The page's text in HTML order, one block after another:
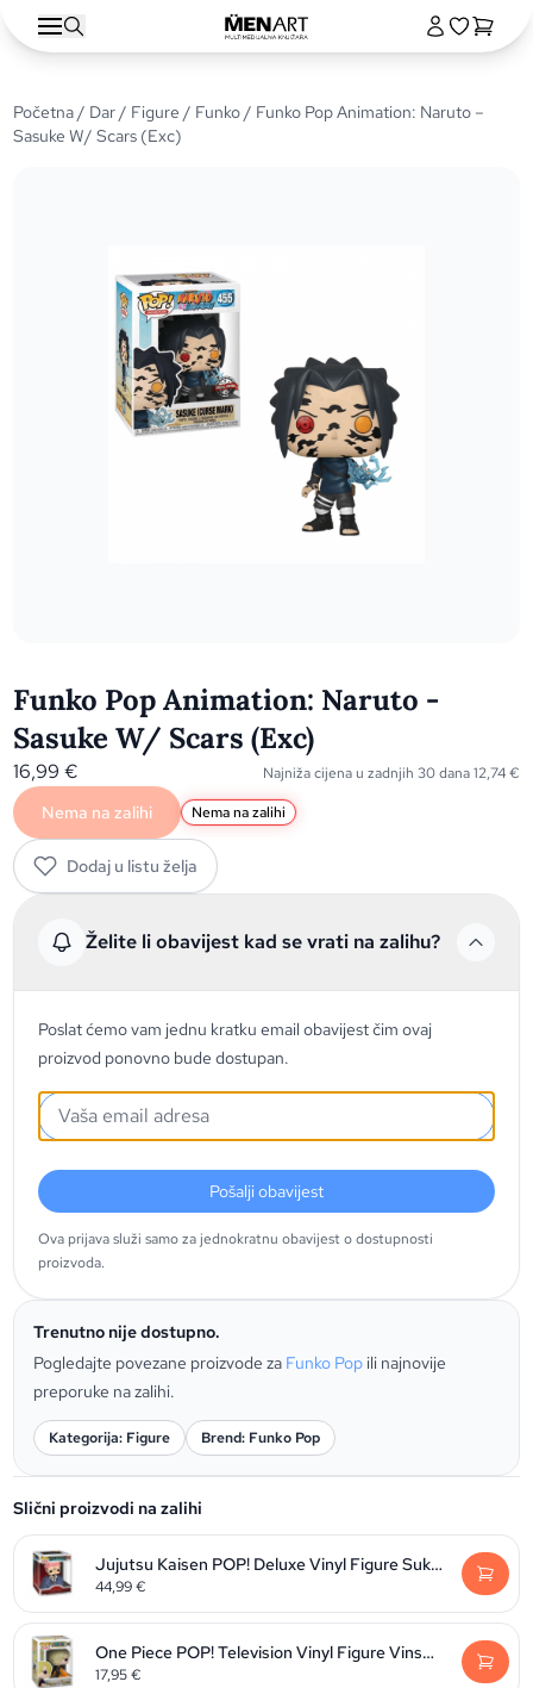
Početna/ Dar/ Figure / Funko/ Funko Pop Animation: Naruto –
Sasuke W/ Scars (Exc)
Funko Pop Animation: Naruto -
Sasuke W/ Scars (Exc)
16,99€ Najniža cijena u zadnjih 30 dana12,74€
Nema na zalihi Nema na zalihi
Dodaj u listu želja
Želite li obavijest kad se vrati na zalihu?
Poslat ćemo vam jednu kratku email obavijest čim ovaj
proizvod ponovno bude dostupan.
Pošalji obavijest
Ova prijava služi samo za jednokratnu obavijest o dostupnosti
proizvoda.
Trenutno nije dostupno.
Pogledajte povezane proizvode za Funko Pop ili najnovije
preporuke na zalihi.
Kategorija: Figure Brend: Funko Pop
Slični proizvodi na zalihi
Jujutsu Kaisen POP! Deluxe Vinyl Figure Sukuna 9 cm
44,99€
One Piece POP! Television Vinyl Figure Vinsmoke Sanji 9 cm
17,95€